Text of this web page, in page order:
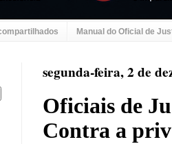
Manual do Oficial de
segunda-feira, 2 de
Oficiais de
Contra a